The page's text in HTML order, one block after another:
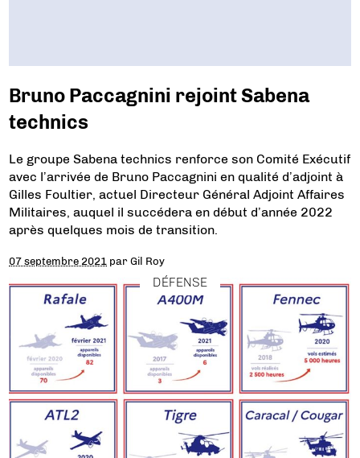
Bruno Paccagnini rejoint Sabena
technics
Le groupe Sabena technics renforce son Comité Exécutif
avec l’arrivée de Bruno Paccagnini en qualité d’adjoint à
Gilles Foultier, actuel Directeur Général Adjoint Affaires
Militaires, auquel il succédera en début d’année 2022
après quelques mois de transition.
07 septembre 2021 parGil Roy
DÉFENSE